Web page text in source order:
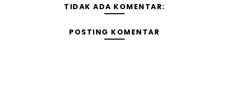
TIDAK ADA KOMENTAR:
POSTING KOMENTAR